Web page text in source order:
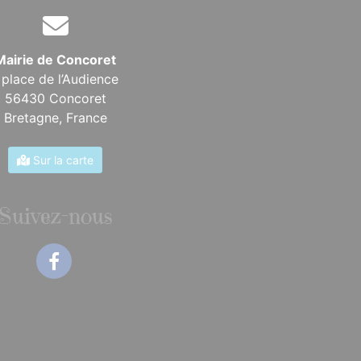
de Concoret
place de l’Audience
56430 Concoret
Bretagne, France
Sur la carte
Suivez-nous